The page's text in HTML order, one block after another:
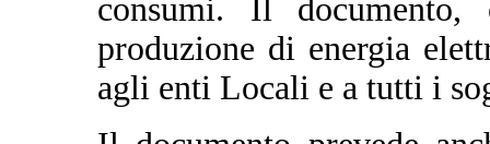
consumi. Il
produzione di energia
agli enti Locali e a tutti i